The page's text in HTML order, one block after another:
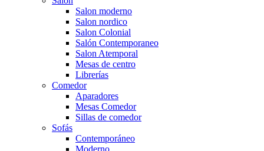
Salon moderno
Salon nordico
Salon Colonial
Salón Contemporaneo
Salon Atemporal
Mesas de centro
Librerías
Comedor
Aparadores
Mesas Comedor
Sillas de comedor
Sofás
Contemporáneo
Moderno